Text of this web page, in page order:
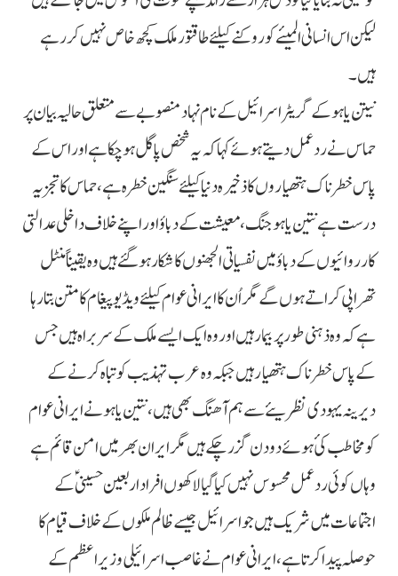
لیکن اس انسانی المیئے کو روکنے کیلئے طاقتور ملک کچھ خاص نہیں کررہے
ہیں۔
نیتن یاہو کے گریٹر اسرائیل کے نام نہاد منصوبے سے متعلق حالیہ بیان پر
حماس نے ردعمل دیتے ہوئے کہا کہ یہ شخص پاگل ہو چکا ہے اور اس کے
پاس خطرناک ہتھیاروں کا ذخیرہ دنیا کیلئے سنگین خطرہ ہے، حماس کا تجزیہ
درست ہے نتین یاہو جنگ، معیشت کے دباؤ اور اپنے خلاف داخلی عدالتی
کارروائیوں کے دباؤ میں نفسیاتی الجھنوں کا شکار ہوگئے ہیں وہ یقیناً منٹل
تھراپی کراتے ہوں گےمگر اُن کا ایرانی عوام کیلئے ویڈیو پیغام کا متن بتارہا
ہے کہ وہ ذہنی طور پر بیمار ہیں اور وہ ایک ایسے ملک کے سربراہ ہیں جس
کے پاس خطرناک ہتھیار ہیں جبکہ وہ عرب تہذیب کو تباہ کرنے کے
دیرینہ یہودی نظریئے سے ہم آھنگ بھی ہیں، نتین یاہو نے ایرانی عوام
کو مخاطب کئ ہوئے دو دن گزر چکے ہیں مگرایران بھر میں امن قائم ہے
وہاں کوئی ردعمل محسوس نہیں کیا گیا لاکھوں افراد اربعین حسینیؑ کے
اجتماعات میں شریک ہیں جو اسرائیل جیسے ظالم ملکوں کے خلاف قیام کا
حوصلہ پیدا کرتا ہے، ایرانی عوام نے غاصب اسرائیلی وزیراعظم کے